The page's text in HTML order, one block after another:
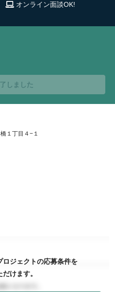
オンライン面談OK!
ロジェクトの応募条件を
けます。
しました
１丁目４−１